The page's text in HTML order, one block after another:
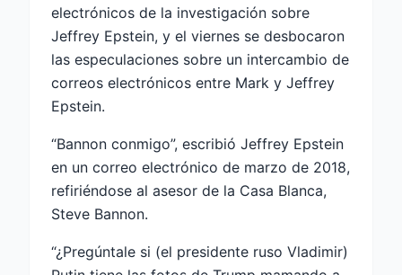
electrónicos de la investigación sobre
Jeffrey Epstein, y el viernes se desbocaron
las especulaciones sobre un intercambio de
correos electrónicos entre Mark y Jeffrey
Epstein.
“Bannon conmigo”, escribió Jeffrey Epstein
en un correo electrónico de marzo de 2018,
refiriéndose al asesor de la Casa Blanca,
Steve Bannon.
“¿Pregúntale si (el presidente ruso Vladimir)